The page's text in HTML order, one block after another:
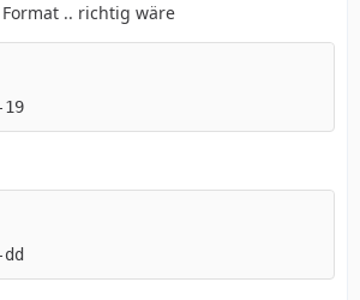
.. richtig wäre
19